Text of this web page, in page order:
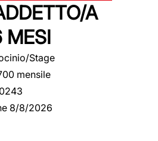
A
MESI
Stage
mensile
8/8/2026